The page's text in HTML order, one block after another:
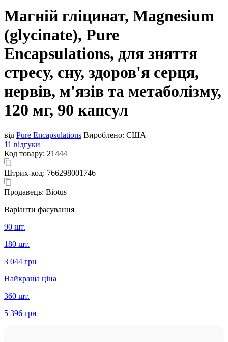
Магній гліцинат, Magnesium
(glycinate), Pure
Encapsulations, для зняття
стресу, сну, здоров'я серця,
нервів, м'язів та метаболізму,
120 мг, 90 капсул
від Pure Encapsulations Вироблено: США
11 відгуки
Код товару: 21444
Штрих-код: 766298001746
Продавець: Biotus
Варіанти фасування
90 шт.
180 шт.
3 044 грн
Найкраща ціна
360 шт.
5 396 грн